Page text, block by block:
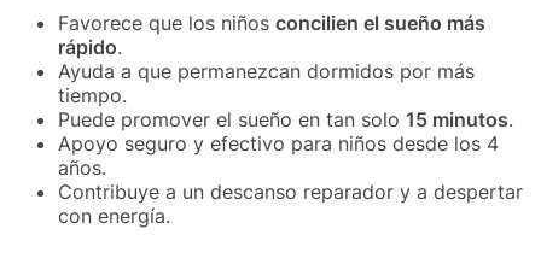
Favorece que los niños concilien el sueño más
rápido.
Ayuda a que permanezcan dormidos por más
tiempo.
Puede promover el sueño en tan solo 15 minutos.
Apoyo seguro y efectivo para niños desde los 4
años.
Contribuye a un descanso reparador y a despertar
con energía.